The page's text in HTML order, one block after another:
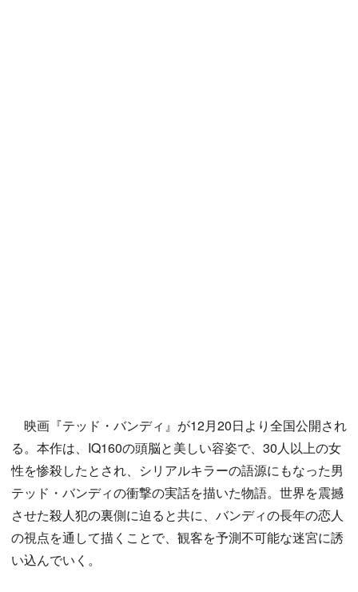
映画『テッド・バンディ』が12月20日より全国公開され
る。本作は、IQ160の頭脳と美しい容姿で、30人以上の女
性を惨殺したとされ、シリアルキラーの語源にもなった男
テッド・バンディの衝撃の実話を描いた物語。世界を震撼
させた殺人犯の裏側に迫ると共に、バンディの長年の恋人
の視点を通して描くことで、観客を予測不可能な迷宮に誘
い込んでいく。